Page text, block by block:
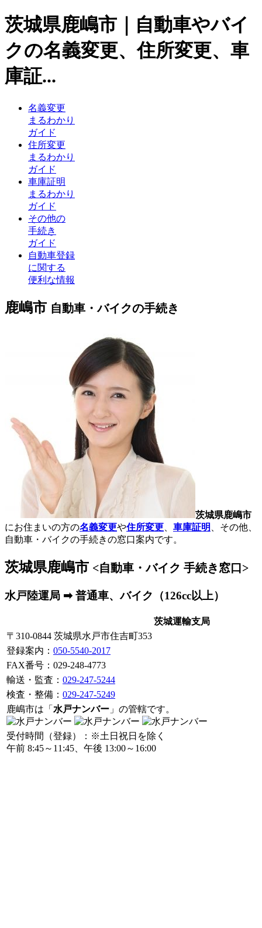
茨城県鹿嶋市｜自動車やバイ
クの名義変更、住所変更、車
庫証...
名義変更
まるわかり
ガイド
住所変更
まるわかり
ガイド
車庫証明
まるわかり
ガイド
その他の
手続き
ガイド
自動車登録
に関する
便利な情報
鹿嶋市 自動車・バイクの手続き
茨城県鹿嶋市
にお住まいの方の名義変更や住所変更 車庫証明
、その他、
自動車・バイクの手続きの窓口案内です。
茨城県鹿嶋市 <自動車・バイク 手続き窓口>
水戸陸運局 ➡ 普通車、バイク（126cc以上）
茨城運輸支局
〒310-0844 茨城県水戸市住吉町353
登録案内 ： 050-5540-2017
FAX番号：029-248-4773
輸送・監査： 029-247-5244
検査・整備： 029-247-5249
鹿嶋市は「 水戸ナンバー 」の管轄です。
受付時間（登録）：※土日祝日を除く
午前 8:45～11:45、午後 13:00～16:00